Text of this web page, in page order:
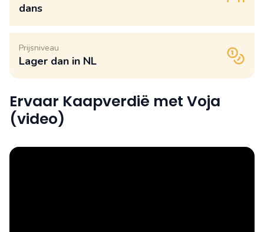
dans
Prijsniveau
Lager dan in NL
Ervaar Kaapverdië met Voja
(video)